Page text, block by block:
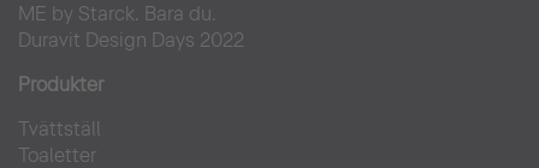
ME by Starck. Bara du.
Duravit Design Days 2022
Produkter
Tvättställ
Toaletter